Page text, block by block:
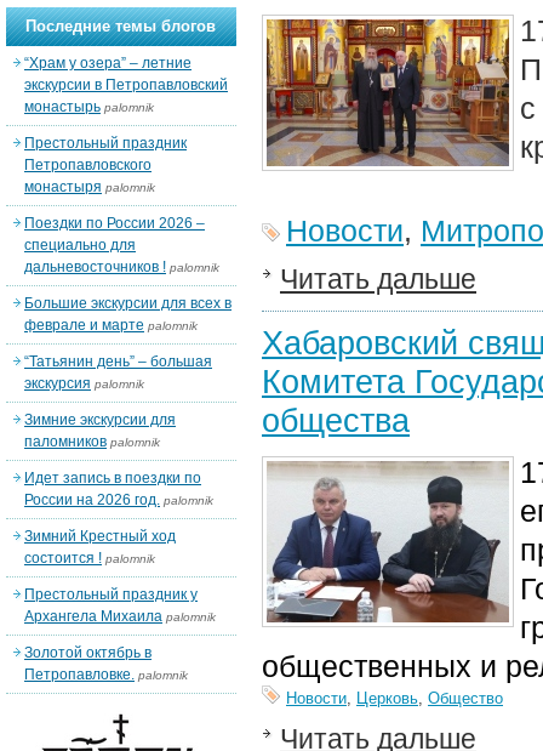
Новости,
Читать дальше
Хабаровский
Комитета
общества
общественных и
Новости, Церковь, Общество
Читать дальше
Последние темы блогов
“Храм у озера” – летние
экскурсии в Петропавловский
монастырь palomnik
Престольный праздник
Петропавловского
монастыря palomnik
Поездки по России 2026 –
специально для
дальневосточников ! palomnik
Большие экскурсии для всех в
феврале и марте palomnik
“Татьянин день” – большая
экскурсия palomnik
Зимние экскурсии для
паломников palomnik
Идет запись в поездки по
России на 2026 год. palomnik
Зимний Крестный ход
состоится ! palomnik
Престольный праздник у
Архангела Михаила palomnik
Золотой октябрь в
Петропавловке. palomnik